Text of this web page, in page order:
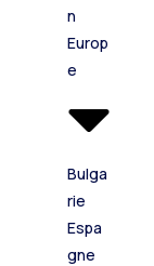
n
Europ
e
Bulga
rie
Espa
gne